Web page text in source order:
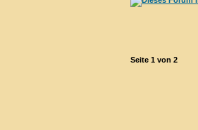
Seite 1 von 2